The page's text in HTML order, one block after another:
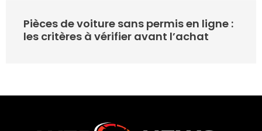
Pièces de voiture sans permis en ligne :
les critères à vérifier avant l’achat